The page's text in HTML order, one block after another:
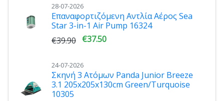
28-07-2026
Επαναφορτιζόμενη Αντλία Αέρος Sea
Star 3-in-1 Air Pump 16324
€39.90 €37.50
24-07-2026
Σκηνή 3 Ατόμων Panda Junior Breeze
3.1 205x205x130cm Green/Turquoise
10305